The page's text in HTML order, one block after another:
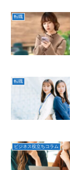
転職
転職
ビジネス役立ちコラム